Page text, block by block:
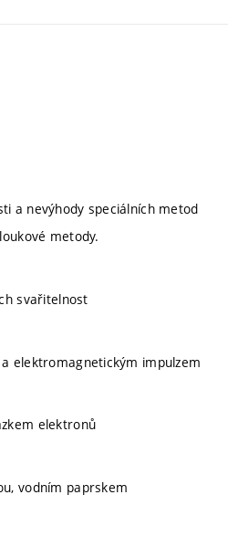
a nevýhody speciálních metod
metody.
svařitelnost
elektromagnetickým impulzem
elektronů
vodním paprskem